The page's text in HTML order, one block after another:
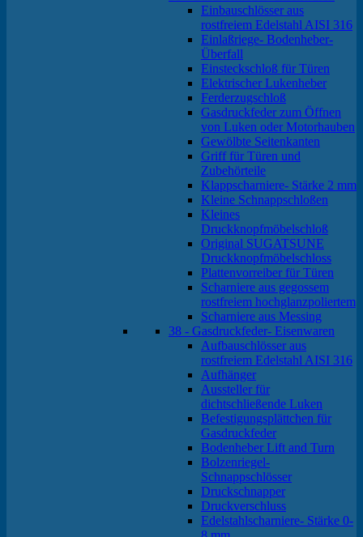
Einbauschlösser aus
rostfreiem Edelstahl AISI 316
Einlaßriege- Bodenheber-
Überfall
Einsteckschloß für Türen
Elektrischer Lukenheber
Ferderzugschloß
Gasdruckfeder zum Öffnen
von Luken oder Motorhauben
Gewölbte Seitenkanten
Griff für Türen und
Zubehörteile
Klappscharniere- Stärke 2 mm
Kleine Schnappschloßen
Kleines
Druckknopfmöbelschloß
Original SUGATSUNE
Druckknopfmöbelschloss
Plattenvorreiber für Türen
Scharniere aus gegossem
rostfreiem hochglanzpoliertem
Scharniere aus Messing
38 - Gasdruckfeder- Eisenwaren
Aufbauschlösser aus
rostfreiem Edelstahl AISI 316
Aufhänger
Aussteller für
dichtschließende Luken
Befestigungsplättchen für
Gasdruckfeder
Bodenheber Lift and Turn
Bolzenriegel-
Schnappschlösser
Druckschnapper
Druckverschluss
Edelstahlscharniere- Stärke 0-